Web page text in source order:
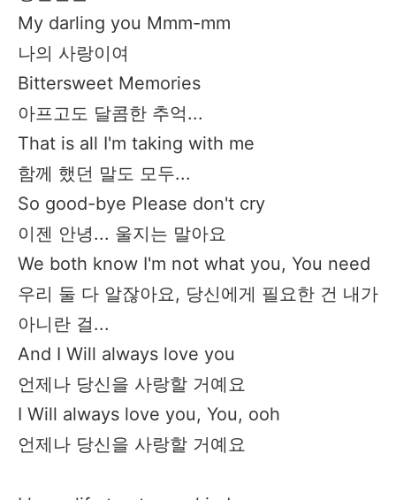
My darling you Mmm-mm
나의 사랑이여
Bittersweet Memories
아프고도 달콤한 추억...
That is all I'm taking with me
함께 했던 말도 모두...
So good-bye Please don't cry
이젠 안녕... 울지는 말아요
We both know I'm not what you, You need
우리 둘 다 알잖아요, 당신에게 필요한 건 내가
아니란 걸...
And I Will always love you
언제나 당신을 사랑할 거예요
I Will always love you, You, ooh
언제나 당신을 사랑할 거예요